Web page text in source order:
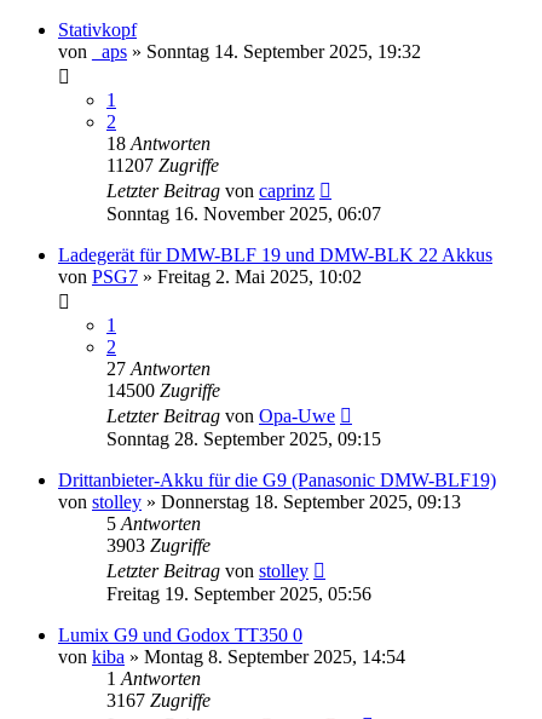
Stativkopf
von
_aps » Sonntag 14. September 2025, 19:32
1
2
18 Antworten
11207 Zugriffe
Letzter Beitrag von caprinz
Sonntag 16. November 2025, 06:07
Ladegerät für DMW-BLF 19 und DMW-BLK 22 Akkus
von PSG7 » Freitag 2. Mai 2025, 10:02
1
2
27 Antworten
14500 Zugriffe
Letzter Beitrag von Opa-Uwe
Sonntag 28. September 2025, 09:15
Drittanbieter-Akku für die G9 (Panasonic DMW-BLF19)
von stolley » Donnerstag 18. September 2025, 09:13
5 Antworten
3903 Zugriffe
Letzter Beitrag von stolley
Freitag 19. September 2025, 05:56
Lumix G9 und Godox TT350 0
von kiba » Montag 8. September 2025, 14:54
1 Antworten
3167 Zugriffe